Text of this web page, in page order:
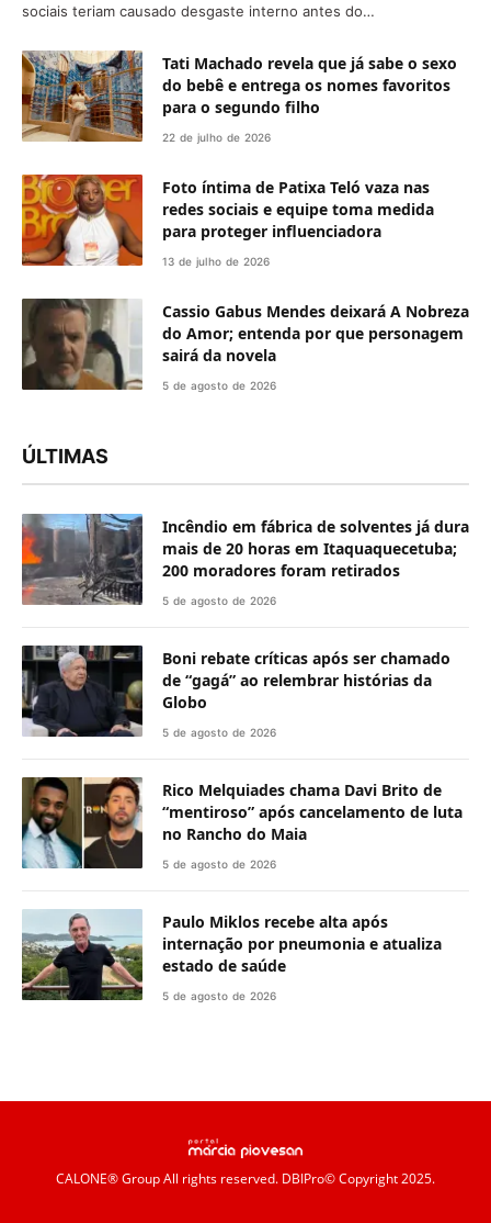
sociais teriam causado desgaste interno antes do…
Tati Machado revela que já sabe o sexo
do bebê e entrega os nomes favoritos
para o segundo filho
22 de julho de 2026
Foto íntima de Patixa Teló vaza nas
redes sociais e equipe toma medida
para proteger influenciadora
13 de julho de 2026
Cassio Gabus Mendes deixará A Nobreza
do Amor; entenda por que personagem
sairá da novela
5 de agosto de 2026
ÚLTIMAS
Incêndio em fábrica de solventes já dura
mais de 20 horas em Itaquaquecetuba;
200 moradores foram retirados
5 de agosto de 2026
Boni rebate críticas após ser chamado
de “gagá” ao relembrar histórias da
Globo
5 de agosto de 2026
Rico Melquiades chama Davi Brito de
“mentiroso” após cancelamento de luta
no Rancho do Maia
5 de agosto de 2026
Paulo Miklos recebe alta após
internação por pneumonia e atualiza
estado de saúde
5 de agosto de 2026
CALONE® GroupAll rights reserved. DBIPro© Copyright 2025.